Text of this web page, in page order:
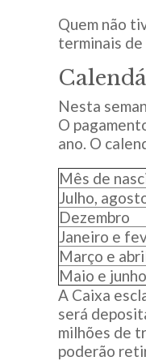
Quem não
terminais
Nesta
O
ano. O
Mês de
Julho,
Dezembro
Janeiro e
Março e
Maio e junho
A Caixa
será
milhões de
poderão